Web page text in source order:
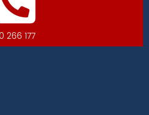
266 177